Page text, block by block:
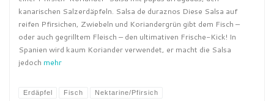
kanarischen Salzerdäpfeln. Salsa de duraznos Diese Salsa auf
reifen Pfirsichen, Zwiebeln und Koriandergrün gibt dem Fisch –
oder auch gegrilltem Fleisch – den ultimativen Frische-Kick! In
Spanien wird kaum Koriander verwendet, er macht die Salsa
jedoch mehr
Erdäpfel Fisch Nektarine/Pfirsich